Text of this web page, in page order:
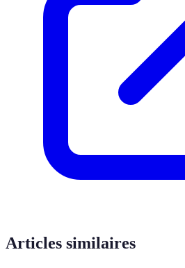
Articles similaires